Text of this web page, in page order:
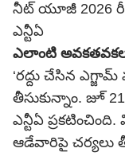
నీట్ యూజీ 2026
ఎన్టీఏ
ఎలాంటి
‘రద్దు చేసిన
తీసుకున్నాం. జూ్
ఎన్టీఏ
ఆడేవారిపై చర్యలు